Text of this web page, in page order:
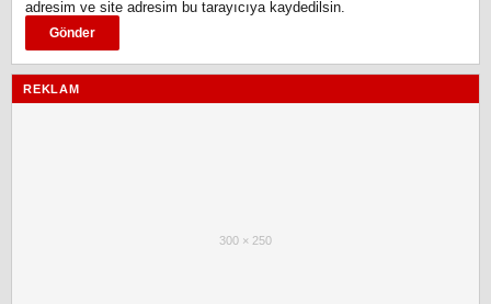
adresim ve site adresim bu tarayıcıya kaydedilsin.
REKLAM
300 × 250